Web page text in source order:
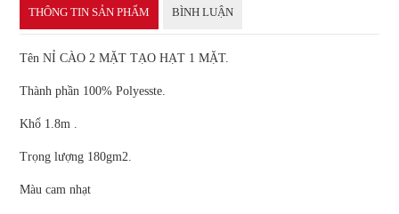
THÔNG TIN SẢN PHẨM BÌNH LUẬN
Tên NỈ CÀO 2 MẶT TẠO HẠT 1 MẶT.
Thành phần 100% Polyesste.
Khổ 1.8m .
Trọng lượng 180gm2.
Màu cam nhạt